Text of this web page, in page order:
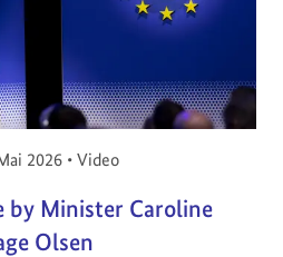
am:
2026 • Video
by Minister Caroline
Olsen